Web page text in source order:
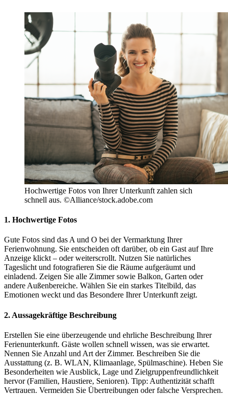
Hochwertige Fotos von Ihrer Unterkunft zahlen sich
schnell aus. ©Alliance/stock.adobe.com
1. Hochwertige Fotos
Gute Fotos sind das A und O bei der Vermarktung Ihrer
Ferienwohnung. Sie entscheiden oft darüber, ob ein Gast auf Ihre
Anzeige klickt – oder weiterscrollt. Nutzen Sie natürliches
Tageslicht und fotografieren Sie die Räume aufgeräumt und
einladend. Zeigen Sie alle Zimmer sowie Balkon, Garten oder
andere Außenbereiche. Wählen Sie ein starkes Titelbild, das
Emotionen weckt und das Besondere Ihrer Unterkunft zeigt.
2. Aussagekräftige Beschreibung
Erstellen Sie eine überzeugende und ehrliche Beschreibung Ihrer
Ferienunterkunft. Gäste wollen schnell wissen, was sie erwartet.
Nennen Sie Anzahl und Art der Zimmer. Beschreiben Sie die
Ausstattung (z. B. WLAN, Klimaanlage, Spülmaschine). Heben Sie
Besonderheiten wie Ausblick, Lage und Zielgruppenfreundlichkeit
hervor (Familien, Haustiere, Senioren). Tipp: Authentizität schafft
Vertrauen. Vermeiden Sie Übertreibungen oder falsche Versprechen.